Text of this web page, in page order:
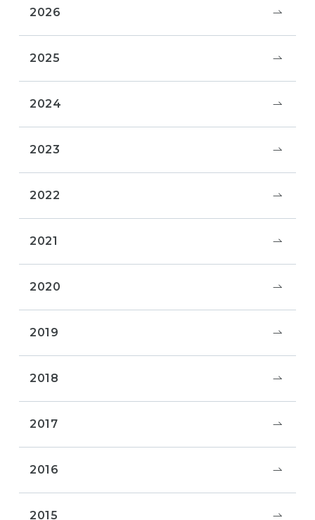
2026
2025
2024
2023
2022
2021
2020
2019
2018
2017
2016
2015